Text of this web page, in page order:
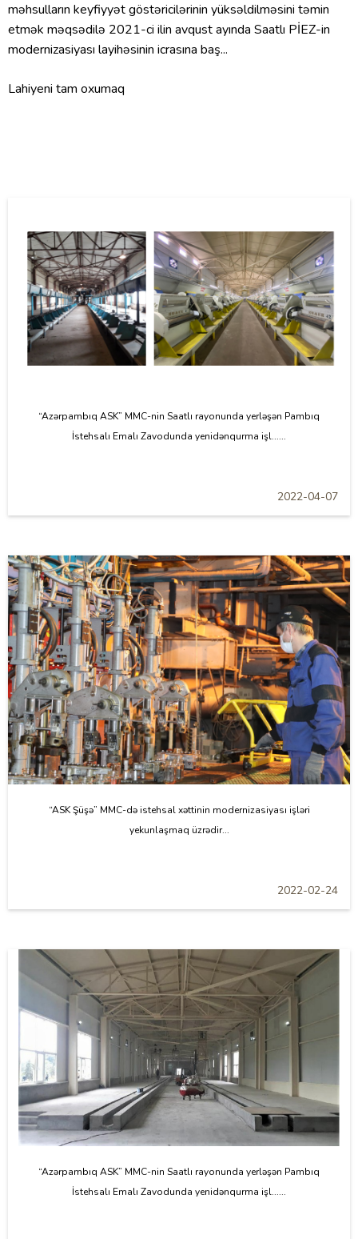
məhsulların keyfiyyət göstəricilərinin yüksəldilməsini təmin
etmək məqsədilə 2021-ci ilin avqust ayında Saatlı PİEZ-in
modernizasiyası layihəsinin icrasına baş...
Lahiyeni tam oxumaq
“Azərpambıq ASK” MMC-nin Saatlı rayonunda yerləşən Pambıq
İstehsalı Emalı Zavodunda yenidənqurma işl......
2022-04-07
“ASK Şüşə” MMC-də istehsal xəttinin modernizasiyası işləri
yekunlaşmaq üzrədir...
2022-02-24
“Azərpambıq ASK” MMC-nin Saatlı rayonunda yerləşən Pambıq
İstehsalı Emalı Zavodunda yenidənqurma işl......